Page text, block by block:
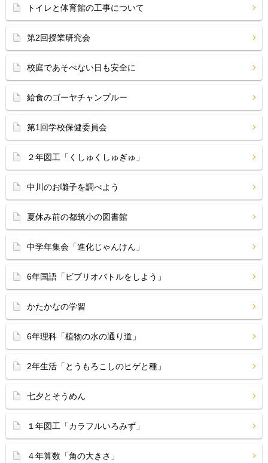
トイレと体育館の工事について
第2回授業研究会
校庭であそべない日も安全に
給食のゴーヤチャンプルー
第1回学校保健委員会
２年図工「くしゅくしゅぎゅ」
中川のお囃子を調べよう
夏休み前の都筑小の図書館
中学年集会「進化じゃんけん」
6年国語「ビブリオバトルをしよう」
かたかなの学習
6年理科「植物の水の通り道」
2年生活「とうもろこしのヒゲと種」
七夕とそうめん
１年図工「カラフルいろみず」
４年算数「角の大きさ」